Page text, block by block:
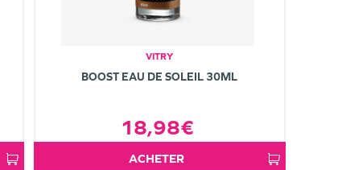
VITRY
BOOST EAU DE SOLEIL 30ML
18,98€
ACHETER